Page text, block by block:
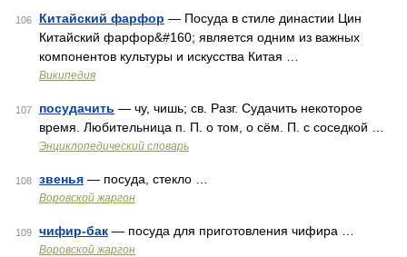
106 Китайский фарфор — Посуда в стиле династии Цин
Китайский фарфор&#160; является одним из важных
компонентов культуры и искусства Китая …
Википедия
107 посудачить — чу, чишь; св. Разг. Судачить некоторое
время. Любительница п. П. о том, о сём. П. с соседкой …
Энциклопедический словарь
108 звенья — посуда, стекло …
Воровской жаргон
109 чифир-бак — посуда для приготовления чифира …
Воровской жаргон